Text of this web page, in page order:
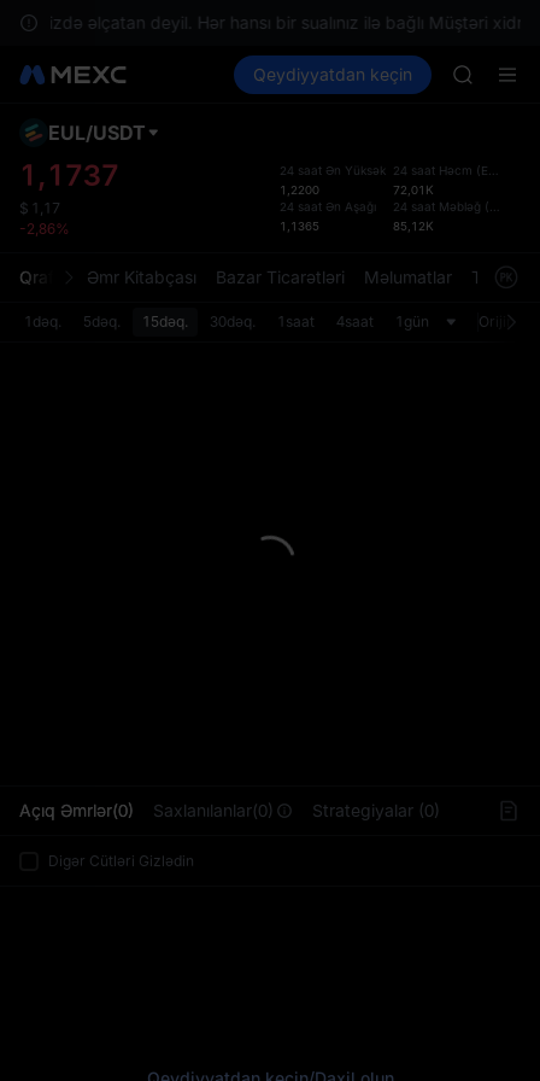
əlçatan deyil. Hər hansı bir sualınız ilə bağlı Müştəri
Bazarlar Spot Futures SPCX
Qeydiyyatdan keçin
SKYAI
AAOI
SKYAI
EUL/USDT
1,1737
$ 1,17
-2,86%
24 saat Ən Yüksək
1,2200
24 saat Ən Aşağı
1,1365
24 saat Həcm (EUL
72,01K
24 saat Məbləğ (
85,12K
Qrafik Əmr Kitabçası Bazar Ticarətləri Məlumatlar
1dəq. 5dəq. 15dəq. 30dəq. 1saat 4saat 1gün Orijinal
Açıq Əmrlər(0) Saxlanılanlar(0) Strategiyalar (0)
Digər Cütləri Gizlədin